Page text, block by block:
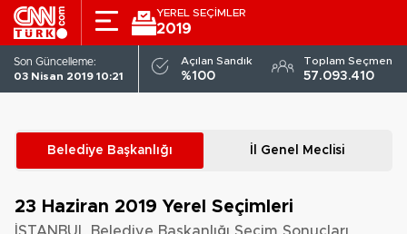
YEREL SEÇİMLER
2019
Son Güncelleme:
03 Nisan 2019 10:21
Açılan Sandık
%100
Toplam Seçmen
57.093.410
Belediye Başkanlığı İl Genel Meclisi
23 Haziran 2019 Yerel Seçimleri
İSTANBUL Belediye Başkanlığı Seçim Sonuçları